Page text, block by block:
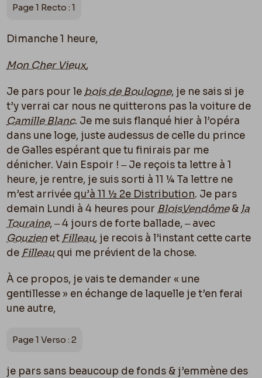
Page 1 Recto : 1
Dimanche 1 heure,
Mon Cher Vieux,
Je pars pour le bois de Boulogne, je ne sais si je
t’y verrai car nous ne quitterons pas la voiture de
Camille Blanc. Je me suis flanqué hier à l’opéra
dans une loge, juste audessus de celle du prince
de Galles espérant que tu finirais par me
dénicher. Vain Espoir ! ‒ Je reçois ta lettre à 1
heure, je rentre, je suis sorti à 11 ¼ Ta lettre ne
m’est arrivée qu’à 11 ½ 2e Distribution. Je pars
demain Lundi à 4 heures pour BloisVendôme& la
Touraine, ‒ 4 jours de forte ballade, ‒ avec
Gouzien et Filleau, je recois à l’instant cette carte
de Filleauqui me prévient de la chose.
À ce propos, je vais te demander « une
gentillesse » en échange de laquelle je t’en ferai
une autre,
Page 1 Verso : 2
je pars sans beaucoup de fonds & j’emmène des